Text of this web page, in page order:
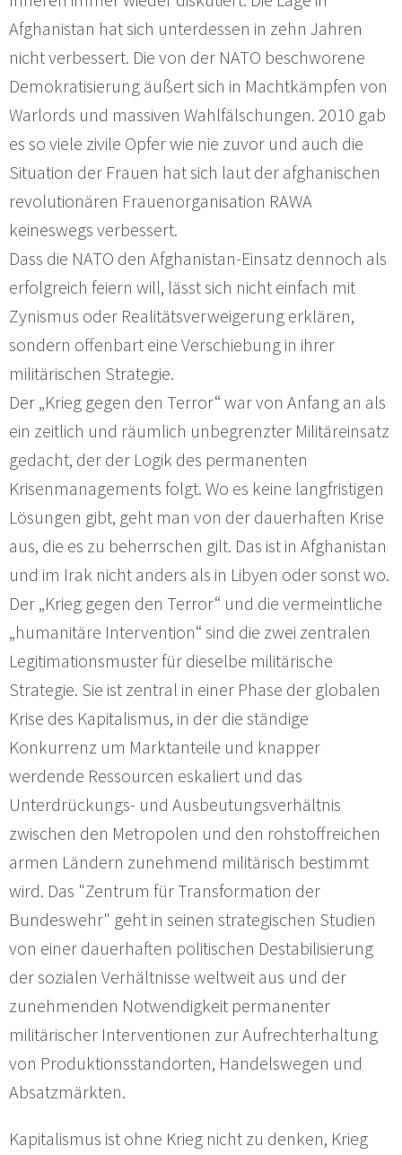
Afghanistan hat sich unterdessen in zehn Jahren
nicht verbessert. Die von der NATO beschworene
Demokratisierung äußert sich in Machtkämpfen von
Warlords und massiven Wahlfälschungen. 2010 gab
es so viele zivile Opfer wie nie zuvor und auch die
Situation der Frauen hat sich laut der afghanischen
revolutionären Frauenorganisation RAWA
keineswegs verbessert.
Dass die NATO den Afghanistan-Einsatz dennoch als
erfolgreich feiern will, lässt sich nicht einfach mit
Zynismus oder Realitätsverweigerung erklären,
sondern offenbart eine Verschiebung in ihrer
militärischen Strategie.
Der „Krieg gegen den Terror“ war von Anfang an als
ein zeitlich und räumlich unbegrenzter Militäreinsatz
gedacht, der der Logik des permanenten
Krisenmanagements folgt. Wo es keine langfristigen
Lösungen gibt, geht man von der dauerhaften Krise
aus, die es zu beherrschen gilt. Das ist in Afghanistan
und im Irak nicht anders als in Libyen oder sonst wo.
Der „Krieg gegen den Terror“ und die vermeintliche
„humanitäre Intervention“ sind die zwei zentralen
Legitimationsmuster für dieselbe militärische
Strategie. Sie ist zentral in einer Phase der globalen
Krise des Kapitalismus, in der die ständige
Konkurrenz um Marktanteile und knapper
werdende Ressourcen eskaliert und das
Unterdrückungs- und Ausbeutungsverhältnis
zwischen den Metropolen und den rohstoffreichen
armen Ländern zunehmend militärisch bestimmt
wird. Das "Zentrum für Transformation der
Bundeswehr" geht in seinen strategischen Studien
von einer dauerhaften politischen Destabilisierung
der sozialen Verhältnisse weltweit aus und der
zunehmenden Notwendigkeit permanenter
militärischer Interventionen zur Aufrechterhaltung
von Produktionsstandorten, Handelswegen und
Absatzmärkten.
Kapitalismus ist ohne Krieg nicht zu denken, Krieg